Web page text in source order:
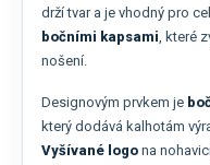
drží tvar a je vhodný pro
bočními kapsami, které
nošení.
Designovým prvkem je
který dodává kalhotám
Vyšívané logo na